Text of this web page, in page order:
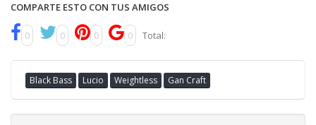
COMPARTE ESTO CON TUS AMIGOS
0 0 0 0 Total:
Black Bass Lucio Weightless Gan Craft